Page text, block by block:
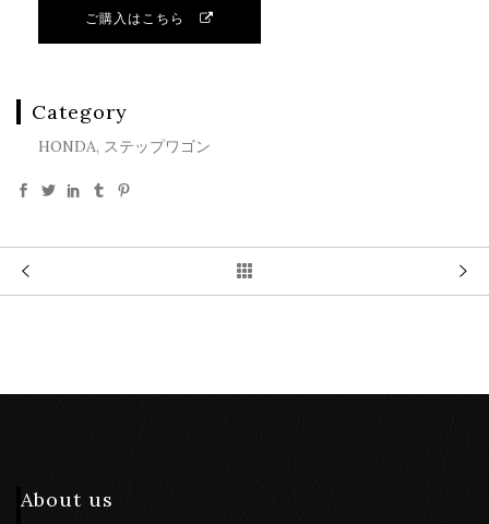
ご購入はこちら
Category
HONDA, ステップワゴン
About us